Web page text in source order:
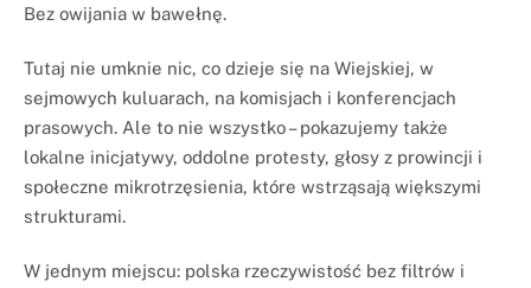
Bez owijania w bawełnę.
Tutaj nie umknie nic, co dzieje się na Wiejskiej, w
sejmowych kuluarach, na komisjach i konferencjach
prasowych. Ale to nie wszystko – pokazujemy także
lokalne inicjatywy, oddolne protesty, głosy z prowincji i
społeczne mikrotrzęsienia, które wstrząsają większymi
strukturami.
W jednym miejscu: polska rzeczywistość bez filtrów i